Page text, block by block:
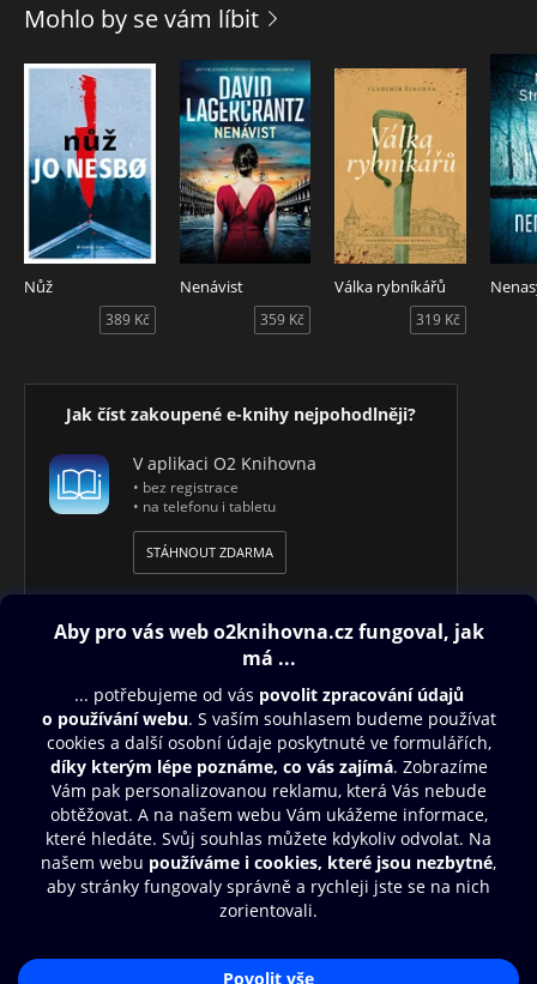
Mohlo by se vám líbit
Nůž
389 Kč
Nenávist
359 Kč
Válka rybníkářů
319 Kč
Jak číst zakoupené e-knihy nejpohodlněji?
V aplikaci O2 Knihovna
• bez registrace
• na telefonu i tabletu
STÁHNOUT ZDARMA
Obsah ke stažení
Moje O2 Knihovna
Další zábava
© O2 Czech Republic a.s.